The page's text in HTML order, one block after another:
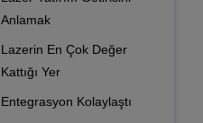
Anlamak
Lazerin En Çok Değer
Kattığı Yer
Entegrasyon Kolaylaştı